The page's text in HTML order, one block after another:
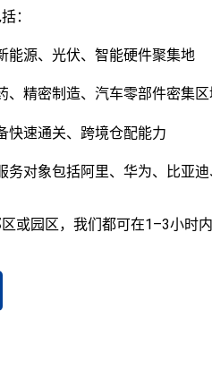
：
能源、光伏、智能硬件聚集地
、精密制造、汽车零部件密集
快速通关、跨境仓配能力
务对象包括阿里、华为、比亚
或园区，我们都可在1–3小时